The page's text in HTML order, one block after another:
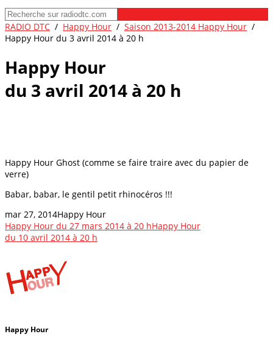
RADIO DTC / Happy Hour / Saison 2013-2014 Happy Hour /
Happy Hour du 3 avril 2014 à 20 h
Happy Hour
du 3 avril 2014 à 20 h
Happy Hour Ghost (comme se faire traire avec du papier de
verre)
Babar, babar, le gentil petit rhinocéros !!!
mar 27, 2014Happy Hour
Happy Hour du 27 mars 2014 à 20 hHappy Hour
du 10 avril 2014 à 20 h
Happy Hour